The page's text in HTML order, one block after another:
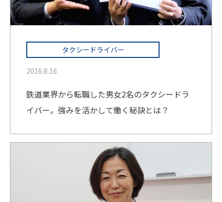
タクシードライバー
2016.8.16
鉄道業界から転職した男女2名のタクシードラ
イバー。強みを活かして働く秘訣とは？